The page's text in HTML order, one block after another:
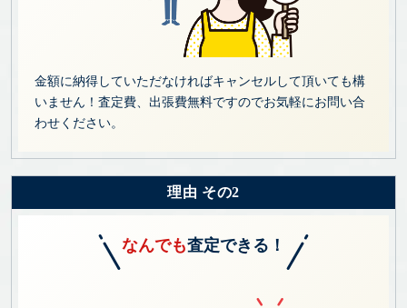
金額に納得していただなければキャンセルして頂いても構
いません！査定費、出張費無料ですのでお気軽にお問い合
わせください。
理由 その2
なんでも査定できる！